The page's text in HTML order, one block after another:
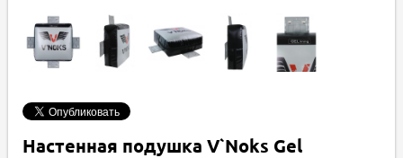
Настенная подушка V`Noks Gel